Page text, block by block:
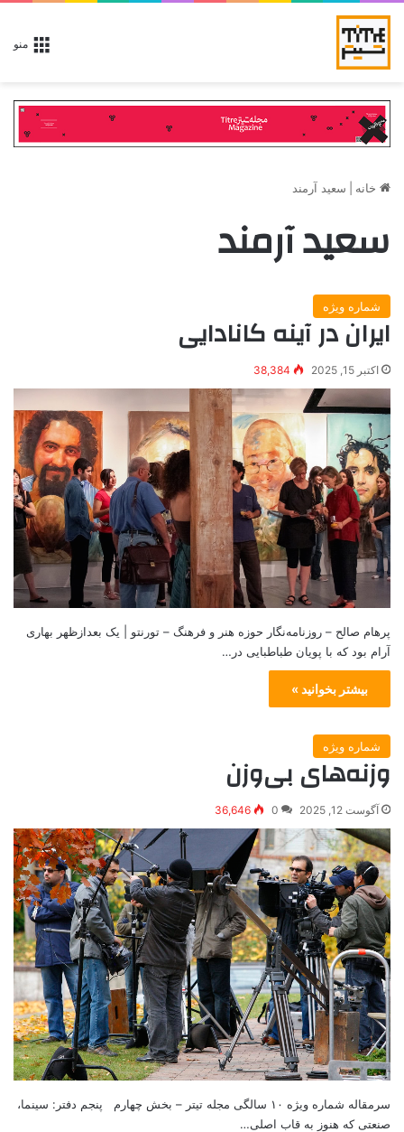
منو
خانه سعید آرمند
سعید آرمند
شماره ویژه
ایران در آینه کانادایی
اکتبر 15, 2025 38,384
پرهام صالح – روزنامه‌نگار حوزه هنر و فرهنگ – تورنتو | یک بعدازظهر بهاری
آرام بود که با پویان طباطبایی در…
بیشتر بخوانید »
شماره ویژه
وزنه‌های بی‌وزن
آگوست 12, 2025 0
36,646
سرمقاله شماره ویژه ۱۰ سالگی مجله تیتر – بخش چهارم پنجم دفتر: سینما،
صنعتی که هنوز به قاب اصلی…